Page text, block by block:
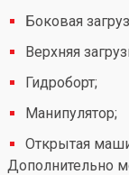
Боковая
Верхняя
Гидроборт;
Манипулятор;
Открытая
Дополнительно